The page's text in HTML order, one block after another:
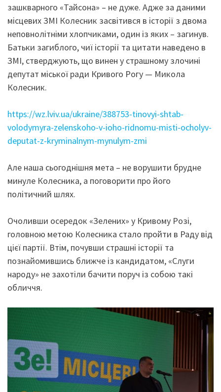
зашкварного «Тайсона» – не дуже. Адже за даними
місцевих ЗМІ Колесник засвітився в історії з двома
неповнолітніми хлопчиками, один із яких – загинув.
Батьки загиблого, чиї історії та цитати наведено в
ЗМІ, стверджують, що винен у страшному злочині
депутат міської ради Кривого Рогу — Микола
Колесник.
https://wz.lviv.ua/ukraine/388753-tinovyi-shtab-
volodymyra-zelenskoho-v-ioho-ridnomu-misti-ocholyv-
deputat-z-kryminalnym-mynulym-zmi
Але наша сьогоднішня мета – не ворушити брудне
минуле Колесника, а поговорити про його
політичний шлях.
Очоливши осередок «Зелених» у Кривому Розі,
головною метою Колесника стало пройти в Раду від
цієї партії. Втім, почувши страшні історії та
познайомившись ближче із кандидатом, «Слуги
народу» не захотіли бачити поруч із собою такі
обличчя.